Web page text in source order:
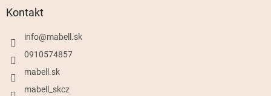
Kontakt
info@mabell.sk
0910574857
mabell.sk
mabell_skcz